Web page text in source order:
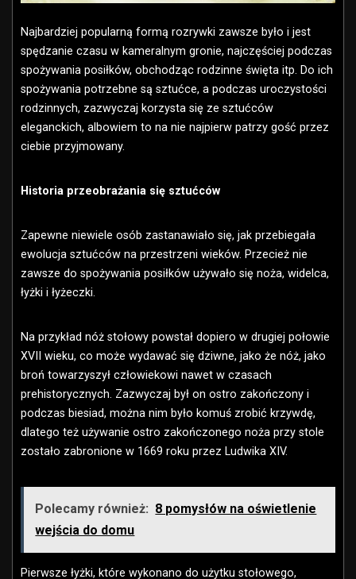
Najbardziej popularną formą rozrywki zawsze było i jest
spędzanie czasu w kameralnym gronie, najczęściej podczas
spożywania posiłków, obchodząc rodzinne święta itp. Do ich
spożywania potrzebne są sztućce, a podczas uroczystości
rodzinnych, zazwyczaj korzysta się ze sztućców
eleganckich, albowiem to na nie najpierw patrzy gość przez
ciebie przyjmowany.
Historia przeobrażania się sztućców
Zapewne niewiele osób zastanawiało się, jak przebiegała
ewolucja sztućców na przestrzeni wieków. Przecież nie
zawsze do spożywania posiłków używało się noża, widelca,
łyżki i łyżeczki.
Na przykład nóż stołowy powstał dopiero w drugiej połowie
XVII wieku, co może wydawać się dziwne, jako że nóż, jako
broń towarzyszył człowiekowi nawet w czasach
prehistorycznych. Zazwyczaj był on ostro zakończony i
podczas biesiad, można nim było komuś zrobić krzywdę,
dlatego też używanie ostro zakończonego noża przy stole
zostało zabronione w 1669 roku przez Ludwika XIV.
Polecamy również: 8 pomysłów na oświetlenie
wejścia do domu
Pierwsze łyżki, które wykonano do użytku stołowego,